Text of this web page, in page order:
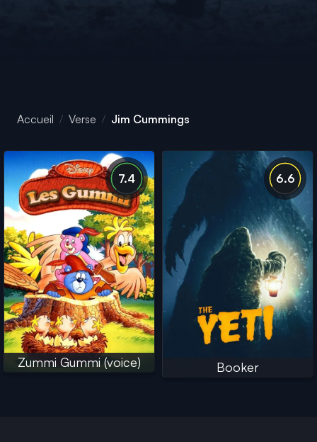
Accueil Verse Jim Cummings
7.4
Zummi Gummi (voice)
6.6
Booker